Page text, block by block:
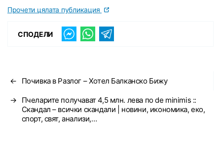
Прочети цялата публикация
СПОДЕЛИ
← Почивка в Разлог – Хотел Балканско Бижу
→
Пчеларите получават 4,5 млн. лева по de minimis ::
Скандал – всички скандали | новини, икономика, еко,
спорт, свят, анализи,…